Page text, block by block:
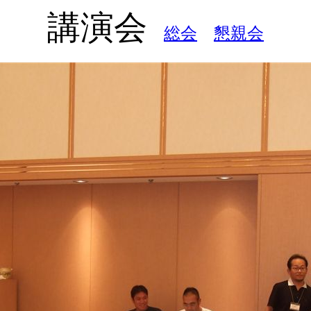
講演会 総会 懇親会